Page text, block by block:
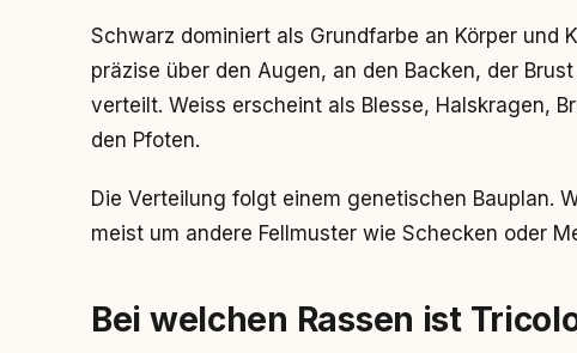
Schwarz dominiert als Grundfarbe an Körper und
präzise über den Augen, an den Backen, der
verteilt. Weiss erscheint als Blesse, Halskragen,
den Pfoten.
Die Verteilung folgt einem genetischen Bauplan.
meist um andere Fellmuster wie Schecken oder
Bei welchen Rassen ist